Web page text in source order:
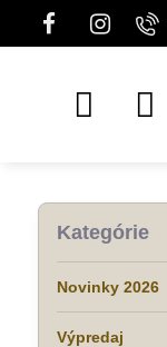
Kategórie
Novinky 2026
Výpredaj